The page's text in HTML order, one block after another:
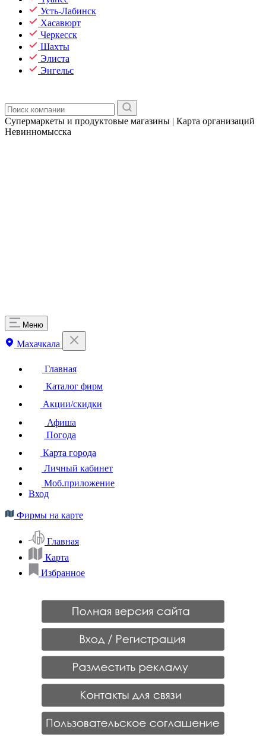
Усть-Лабинск
Хасавюрт
Черкесск
Шахты
Элиста
Энгельс
Супермаркеты и продуктовые магазины | Карта организаций
Невинномысска
Меню
Махачкала
Главная
Каталог фирм
Акции/скидки
Афиша
Погода
Карта города
Личный кабинет
Моб.приложение
Вход
Фирмы на карте
Главная
Карта
Избранное